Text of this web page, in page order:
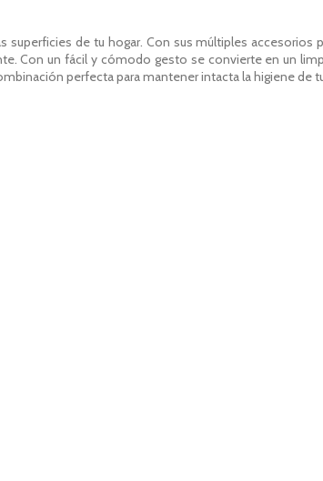
superficies de tu hogar. Con sus múltiples
Con un fácil y cómodo gesto se convierte en un
perfecta para mantener intacta la higiene de